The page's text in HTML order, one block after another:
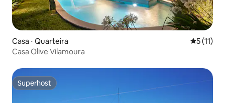
Casa ⋅ Quarteira 5 de uma
5 (11)
Casa Olive Vilamoura
Superhost
Superhost